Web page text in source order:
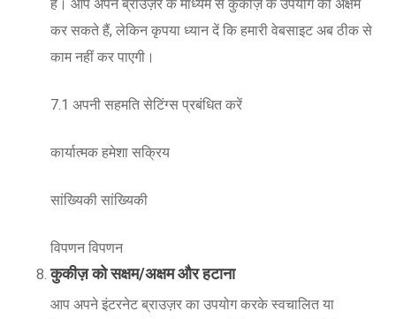
हैं। आप अपने ब्राउज़र के माध्यम से कुकीज़ के उपयोग को अक्षम
कर सकते हैं, लेकिन कृपया ध्यान दें कि हमारी वेबसाइट अब ठीक से
काम नहीं कर पाएगी।
7.1 अपनी सहमति सेटिंग्स प्रबंधित करें
कार्यात्मक हमेशा सक्रिय
सांख्यिकी सांख्यिकी
विपणन विपणन
कुकीज़ को सक्षम/अक्षम और हटाना
आप अपने इंटरनेट ब्राउज़र का उपयोग करके स्वचालित या